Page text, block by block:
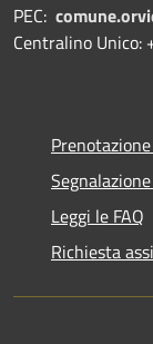
PEC:
Centralino Unico:
Leggi le FAQ
Richiesta